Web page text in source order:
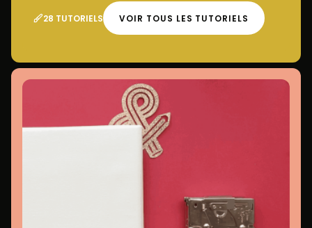
28 TUTORIELS VOIR TOUS LES TUTORIELS